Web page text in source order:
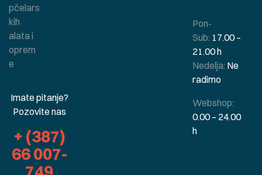
pčelars
kih
alata i
oprem
e
Imate pitanje?
Pozovite nas
+ (387)
66 007-
Pon-
Sub: 17.00 –
21.00 h
Nedelja: Ne
radimo
Webshop:
0.00 – 24.00
h